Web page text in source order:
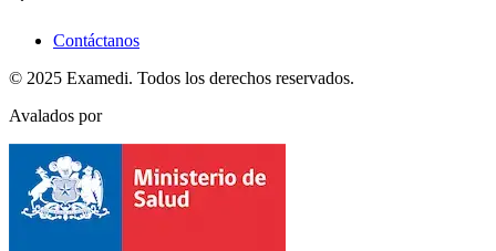
Contáctanos
© 2025 Examedi. Todos los derechos reservados.
Avalados por